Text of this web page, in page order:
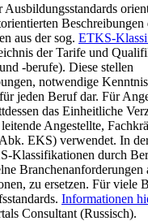
Beschreibungen
aus der sog. ETKS-
der Tarife und
-berufe). Diese stellen
notwendige
jeden Beruf dar. Für
das Einheitliche
Angestellte,
EKS) verwendet. In
Klassifikationen durch
Branchenanforderungen
zu ersetzen. Für viele
Informationen
Consultant (Russisch).